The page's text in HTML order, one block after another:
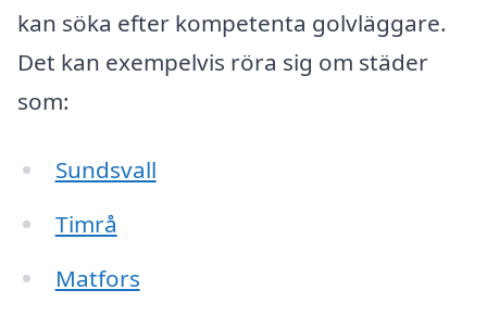
kan söka efter kompetenta golvläggare.
Det kan exempelvis röra sig om städer
som:
Sundsvall
Timrå
Matfors